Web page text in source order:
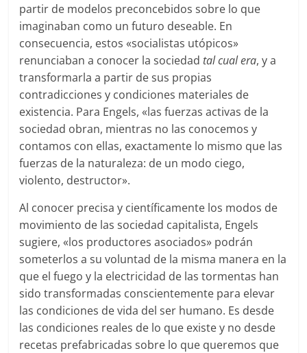
partir de modelos preconcebidos sobre lo que
imaginaban como un futuro deseable. En
consecuencia, estos «socialistas utópicos»
renunciaban a conocer la sociedad tal cual era, y a
transformarla a partir de sus propias
contradicciones y condiciones materiales de
existencia. Para Engels, «las fuerzas activas de la
sociedad obran, mientras no las conocemos y
contamos con ellas, exactamente lo mismo que las
fuerzas de la naturaleza: de un modo ciego,
violento, destructor».
Al conocer precisa y científicamente los modos de
movimiento de las sociedad capitalista, Engels
sugiere, «los productores asociados» podrán
someterlos a su voluntad de la misma manera en la
que el fuego y la electricidad de las tormentas han
sido transformadas conscientemente para elevar
las condiciones de vida del ser humano. Es desde
las condiciones reales de lo que existe y no desde
recetas prefabricadas sobre lo que queremos que